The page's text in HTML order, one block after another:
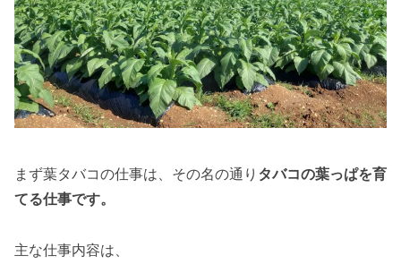
まず葉タバコの仕事は、その名の通り タバコの葉っぱを育
てる仕事です。
主な仕事内容は、